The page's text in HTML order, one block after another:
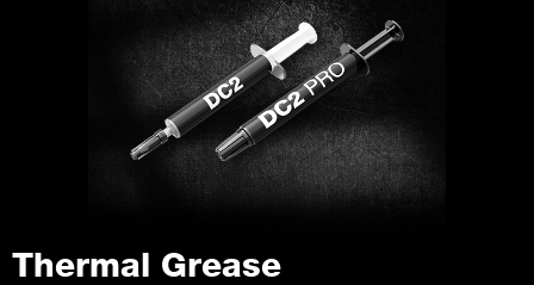
Thermal Grease